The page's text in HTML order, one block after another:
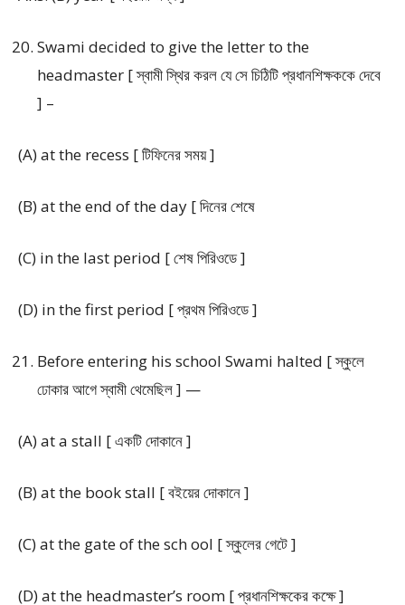
Swami decided to give the letter to the
headmaster [ স্বামী স্থির করল যে সে চিঠিটি প্রধানশিক্ষককে দেবে
] –
(A) at the recess [ টিফিনের সময় ]
(B) at the end of the day [ দিনের শেষে
(C) in the last period [ শেষ পিরিওডে ]
(D) in the first period [ প্রথম পিরিওডে ]
Before entering his school Swami halted [ স্কুলে
ঢোকার আগে স্বামী থেমেছিল ] —
(A) at a stall [ একটি দোকানে ]
(B) at the book stall [ বইয়ের দোকানে ]
(C) at the gate of the sch ool [ স্কুলের গেটে ]
(D) at the headmaster’s room [ প্রধানশিক্ষকের কক্ষে ]